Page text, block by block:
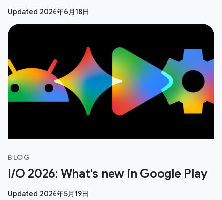
Updated 2026年6月18日
BLOG
I/O 2026: What's new in Google Play
Updated 2026年5月19日